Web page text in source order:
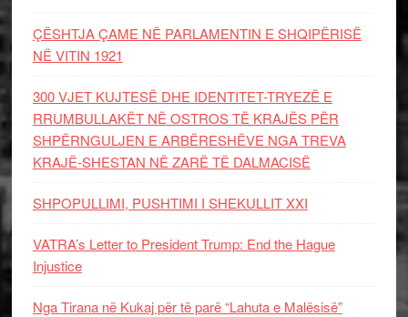
ÇËSHTJA ÇAME NË PARLAMENTIN E SHQIPËRISË
NË VITIN 1921
300 VJET KUJTESË DHE IDENTITET-TRYEZË E
RRUMBULLAKËT NË OSTROS TË KRAJËS PËR
SHPËRNGULJEN E ARBËRESHËVE NGA TREVA
KRAJË-SHESTAN NË ZARË TË DALMACISË
SHPOPULLIMI, PUSHTIMI I SHEKULLIT XXI
VATRA’s Letter to President Trump: End the Hague
Injustice
Nga Tirana në Kukaj për të parë “Lahuta e Malësisë”